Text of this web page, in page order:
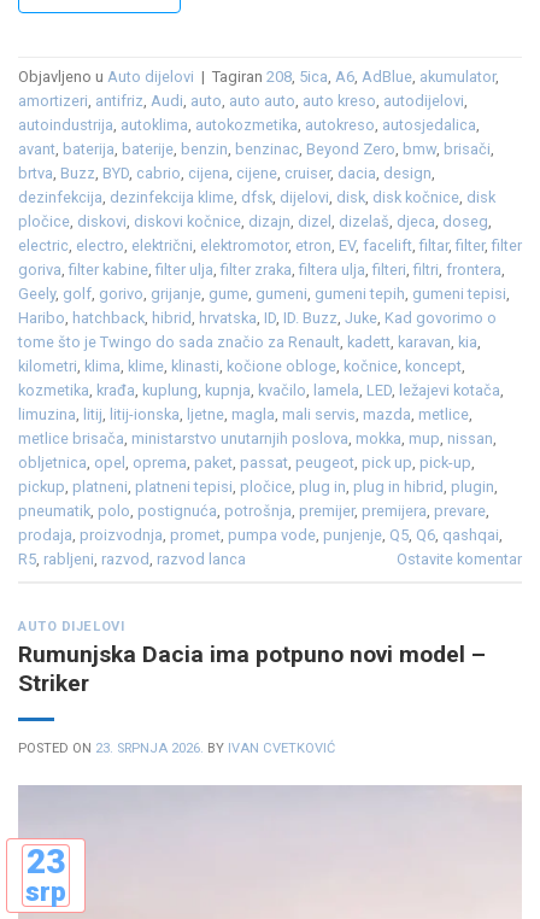
Objavljeno u Auto dijelovi | Tagiran 208, 5ica, A6, AdBlue, akumulator,
amortizeri, antifriz, Audi, auto, auto auto, auto kreso, autodijelovi,
autoindustrija, autoklima, autokozmetika, autokreso, autosjedalica,
avant, baterija, baterije, benzin, benzinac, Beyond Zero, bmw, brisači,
brtva, Buzz, BYD, cabrio, cijena, cijene, cruiser, dacia, design,
dezinfekcija, dezinfekcija klime, dfsk, dijelovi, disk, disk kočnice, disk
pločice, diskovi, diskovi kočnice, dizajn, dizel , dizelaš, djeca, doseg,
electric, electro, električni, elektromotor, etron, EV, facelift,filtar,filter,filter
goriva,filter kabine,filter ulja,filter zraka,filtera ulja,filteri,filtri, frontera,
Geely, golf, gorivo, grijanje, gume, gumeni, gumeni tepih, gumeni tepisi,
Haribo, hatchback, hibrid, hrvatska, ID, ID. Buzz, Juke, Kad govorimo o
tome što je Twingo do sada značio za Renault, kadett, karavan, kia,
kilometri, klima, klime, klinasti, kočione obloge, kočnice, koncept,
kozmetika, krađa, kuplung, kupnja, kvačilo, lamela, LED, ležajevi kotača,
limuzina, litij, litij-ionska, ljetne, magla, mali servis, mazda, metlice,
metlice brisača, ministarstvo unutarnjih poslova, mokka, mup, nissan,
obljetnica, opel , oprema, paket, passat, peugeot, pick up, pick-up,
pickup, platneni, platneni tepisi, pločice, plug in, plug in hibrid, plugin,
pneumatik, polo, postignuća, potrošnja, premijer, premijera, prevare,
prodaja, proizvodnja, promet, pumpa vode, punjenje, Q5, Q6, qashqai,
R5, rabljeni, razvod, razvod lanca Ostavite komentar
AUTO DIJELOVI
Rumunjska Dacia ima potpuno novi model –
Striker
POSTED ON 23. SRPNJA 2026. BY IVAN CVETKOVIĆ
23
srp